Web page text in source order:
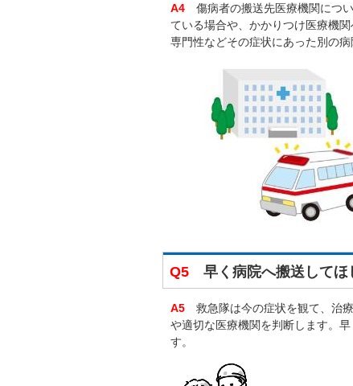
A4 傷病者の搬送先医療機関につ
ている場合や、かかりつけ医療機
専門性などその症状にあった別の
Q5 早く病院へ搬送してほ
A5 救急隊は今の症状を観て、治
や適切な医療機関を判断します。
す。